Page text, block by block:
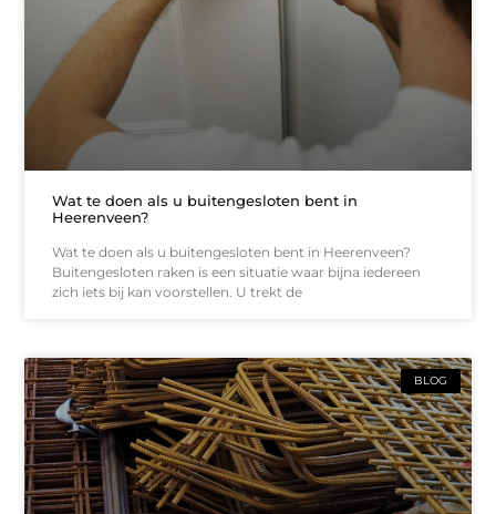
Wat te doen als u buitengesloten bent in
Heerenveen?
Wat te doen als u buitengesloten bent in Heerenveen?
Buitengesloten raken is een situatie waar bijna iedereen
zich iets bij kan voorstellen. U trekt de
BLOG